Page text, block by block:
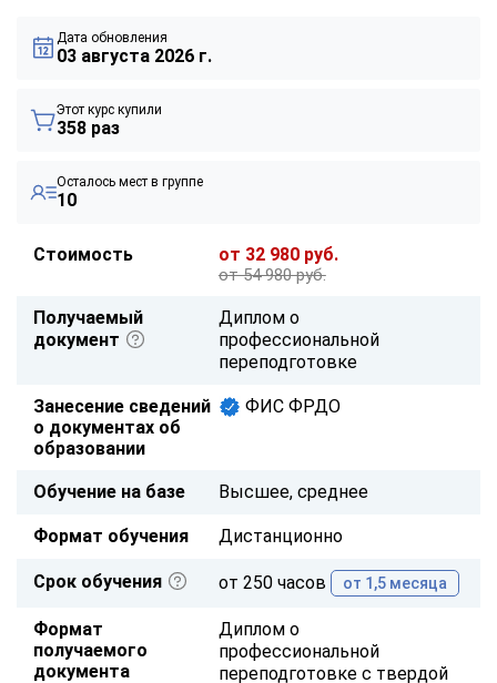
Дата обновления
03 августа 2026 г.
Этот курс купили
358 раз
Осталось мест в группе
10
Стоимость от 32 980 руб.
от 54 980 руб.
Получаемый
документ
Диплом о
профессиональной
переподготовке
Занесение сведений
о документах об
образовании
ФИС ФРДО
Обучение на базе Высшее, среднее
Формат обучения Дистанционно
Срок обучения от 250 часов от 1,5 месяца
Формат
получаемого
документа
Диплом о
профессиональной
переподготовке с твердой